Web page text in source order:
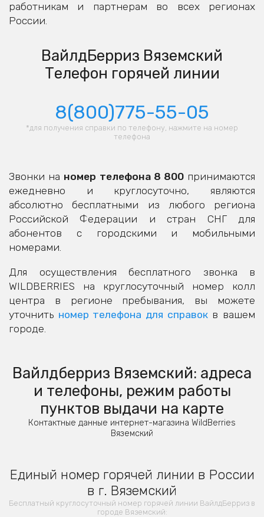
работникам и партнерам во всех регионах
России.
ВайлдБерриз Вяземский
Телефон горячей линии
8(800)775-55-05
*для получения справки по телефону, нажмите на номер
телефона
Звонки на номер телефона 8 800принимаются
ежедневно и круглосуточно, являются
абсолютно бесплатными из любого региона
Российской Федерации и стран СНГ для
абонентов с городскими и мобильными
номерами.
Для осуществления бесплатного звонка в
WILDBERRIES на круглосуточный номер колл
центра в регионе пребывания, вы можете
уточнить номер телефона для справокв вашем
городе.
Вайлдберриз Вяземский: адреса
и телефоны, режим работы
пунктов выдачи на карте
Контактные данные интернет-магазина WildBerries
Вяземский
Единый номер горячей линии в России
в г. Вяземский
Бесплатный круглосуточный номер горячей линии ВайлдБерриз в
городе Вяземский: